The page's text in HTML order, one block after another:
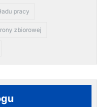
pracy
zbiorowej